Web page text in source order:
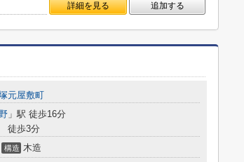
詳細を見る 追加する
元屋敷町
」駅 徒歩16分
徒歩3分
構造 木造